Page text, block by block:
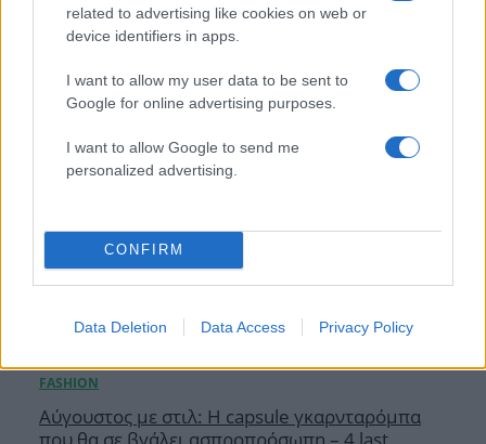
related to advertising like cookies on web or
device identifiers in apps.
I want to allow my user data to be sent to
Google for online advertising purposes.
I want to allow Google to send me
personalized advertising.
CONFIRM
Data Deletion Data Access Privacy Policy
07.08.2026
Αύγουστος με στιλ: Η capsule γκαρνταρόμπα